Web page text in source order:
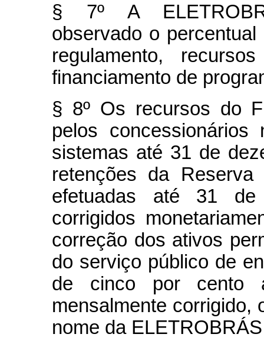
§ 7º A
observado o
regulamento,
financiamento de
§ 8º Os recursos do
pelos
sistemas até 31 de
retenções da
efetuadas até 31
corrigidos
correção dos ativos
do serviço público de
de cinco por cento
mensalmente corrigido,
nome da